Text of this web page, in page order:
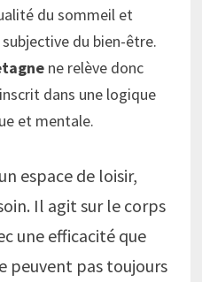
du sommeil et
du bien-être.
ne relève donc
dans une logique
et mentale.
espace de loisir,
Il agit sur le corps
une efficacité que
peuvent pas toujours